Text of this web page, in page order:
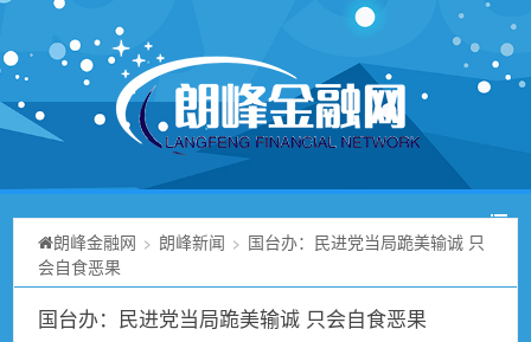
朗峰金融网 > 朗峰新闻 > 国台办：民进党当局跪美输诚 只
会自食恶果
国台办：民进党当局跪美输诚 只会自食恶果